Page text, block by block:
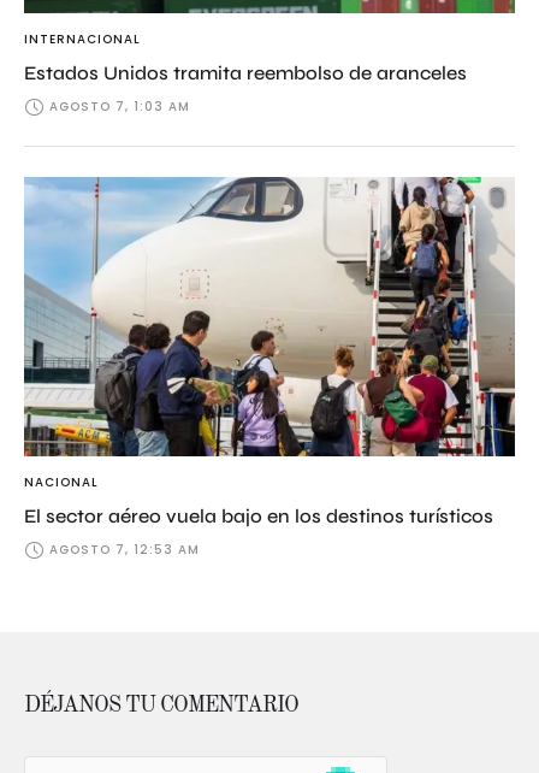
INTERNACIONAL
Estados Unidos tramita reembolso de aranceles
AGOSTO 7, 1:03 AM
NACIONAL
El sector aéreo vuela bajo en los destinos turísticos
AGOSTO 7, 12:53 AM
DÉJANOS TU COMENTARIO